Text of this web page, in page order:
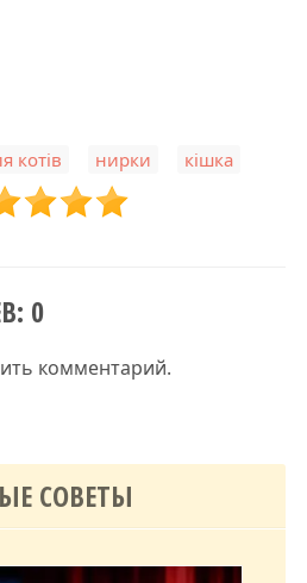
котів нирки кішка
0
комментарий.
СОВЕТЫ